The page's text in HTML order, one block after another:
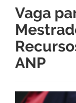
Vaga
ANP